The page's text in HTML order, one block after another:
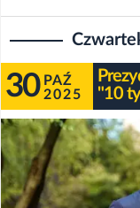
30 PAŹ
2025
"10